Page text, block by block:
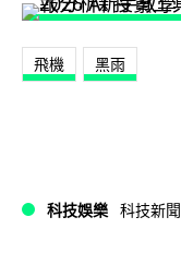
飛機 黑雨
科技娛樂 科技新聞